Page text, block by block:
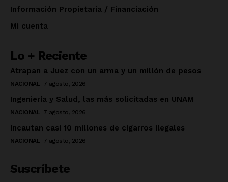
Información Propietaria / Financiación
Mi cuenta
Lo + Reciente
Atrapan a Juez con un arma y un millón de pesos
NACIONAL 7 agosto, 2026
Ingeniería y Salud, las más solicitadas en UNAM
NACIONAL 7 agosto, 2026
Incautan casi 10 millones de cigarros ilegales
NACIONAL 7 agosto, 2026
Suscríbete